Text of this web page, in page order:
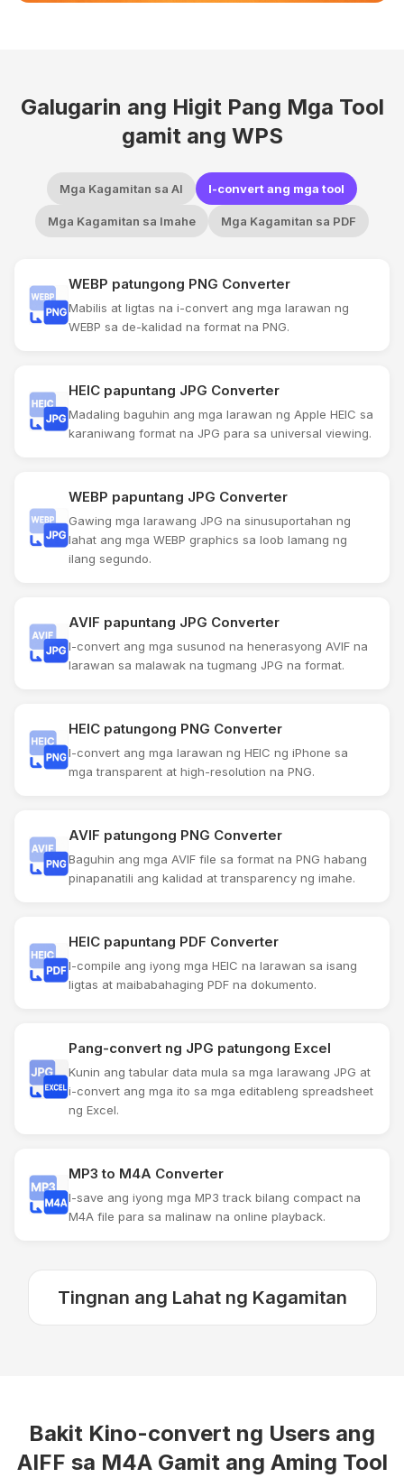
Galugarin ang Higit Pang Mga Tool
gamit ang WPS
Mga Kagamitan sa AI I-convert ang mga tool
Mga Kagamitan sa Imahe Mga Kagamitan sa PDF
WEBP patungong PNG Converter
Mabilis at ligtas na i-convert ang mga larawan ng
WEBP sa de-kalidad na format na PNG.
HEIC papuntang JPG Converter
Madaling baguhin ang mga larawan ng Apple HEIC sa
karaniwang format na JPG para sa universal viewing.
WEBP papuntang JPG Converter
Gawing mga larawang JPG na sinusuportahan ng
lahat ang mga WEBP graphics sa loob lamang ng
ilang segundo.
AVIF papuntang JPG Converter
I-convert ang mga susunod na henerasyong AVIF na
larawan sa malawak na tugmang JPG na format.
HEIC patungong PNG Converter
I-convert ang mga larawan ng HEIC ng iPhone sa
mga transparent at high-resolution na PNG.
AVIF patungong PNG Converter
Baguhin ang mga AVIF file sa format na PNG habang
pinapanatili ang kalidad at transparency ng imahe.
HEIC papuntang PDF Converter
I-compile ang iyong mga HEIC na larawan sa isang
ligtas at maibabahaging PDF na dokumento.
Pang-convert ng JPG patungong Excel
Kunin ang tabular data mula sa mga larawang JPG at
i-convert ang mga ito sa mga editableng spreadsheet
ng Excel.
MP3 to M4A Converter
I-save ang iyong mga MP3 track bilang compact na
M4A file para sa malinaw na online playback.
Tingnan ang Lahat ng Kagamitan
Bakit Kino-convert ng Users ang
AIFF sa M4A Gamit ang Aming Tool